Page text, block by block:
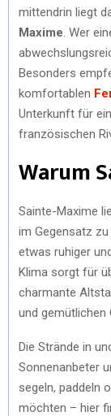
mittendrin liegt
Maxime . Wer
Besonders
komfortablen
Unterkunft für
französischen
Warum
Sainte-Maxime
im Gegensatz
etwas ruhiger
Klima sorgt für
charmante
und gemütlichen
Die Strände in
Sonnenanbeter
segeln, paddeln
möchten – hier